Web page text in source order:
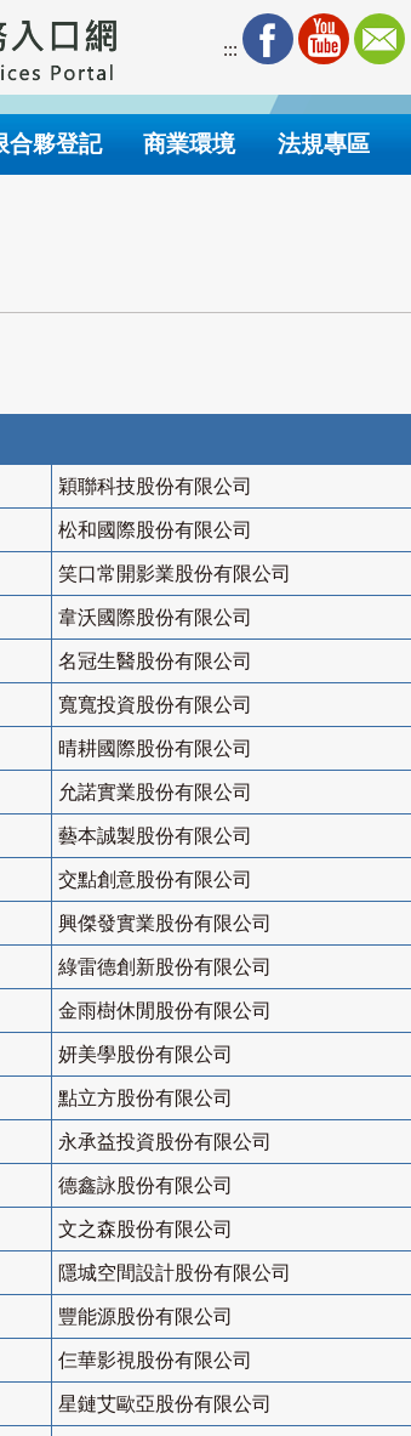
:::
合夥登記 商業環境 法規專區
穎聯科技股份有限公司
松和國際股份有限公司
笑口常開影業股份有限公司
韋沃國際股份有限公司
名冠生醫股份有限公司
寬寬投資股份有限公司
晴耕國際股份有限公司
允諾實業股份有限公司
藝本誠製股份有限公司
交點創意股份有限公司
興傑發實業股份有限公司
綠雷德創新股份有限公司
金雨樹休閒股份有限公司
妍美學股份有限公司
點立方股份有限公司
永承益投資股份有限公司
德鑫詠股份有限公司
文之森股份有限公司
隱城空間設計股份有限公司
豐能源股份有限公司
仨華影視股份有限公司
星鏈艾歐亞股份有限公司